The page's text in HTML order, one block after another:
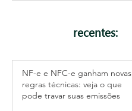
recentes:
NF-e e NFC-e ganham novas
regras técnicas: veja o que
pode travar suas emissões